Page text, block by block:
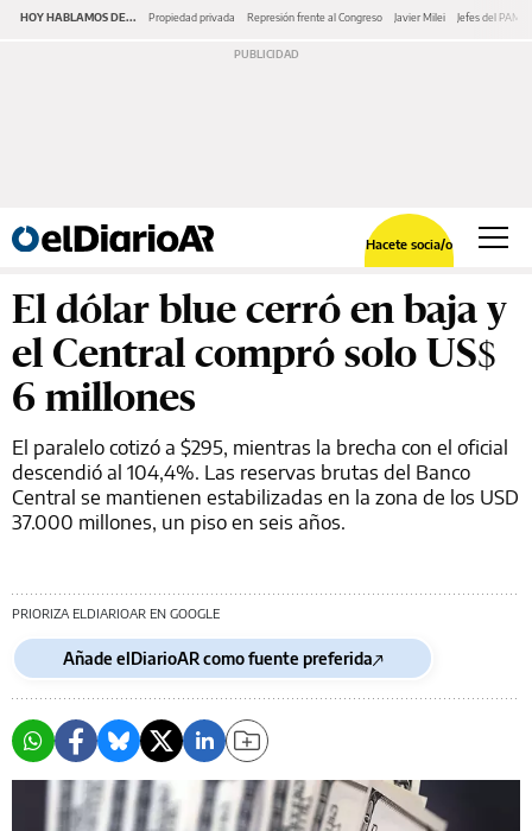
HOY HABLAMOS DE... Propiedad privada Represión frente al Congreso Javier Milei Jefes del PAMI
Hacete socia/o
El dólar blue cerró en baja y
el Central compró solo US$
6 millones
El paralelo cotizó a $295, mientras la brecha con el oficial
descendió al 104,4%. Las reservas brutas del Banco
Central se mantienen estabilizadas en la zona de los USD
37.000 millones, un piso en seis años.
PRIORIZA ELDIARIOAR EN GOOGLE
Añade elDiarioAR como fuente preferida